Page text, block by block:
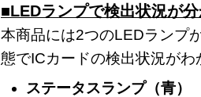
■LEDランプで検出状況が
本商品には2つのLEDランプ
態でICカードの検出状況が
ステータスランプ（青）